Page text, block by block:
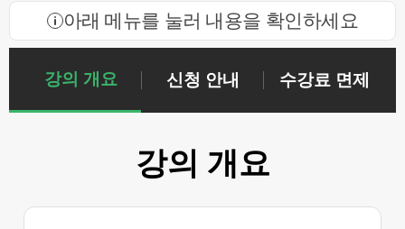
아래 메뉴를 눌러 내용을 확인하세요
강의 개요 신청 안내 수강료 면제
강의 개요